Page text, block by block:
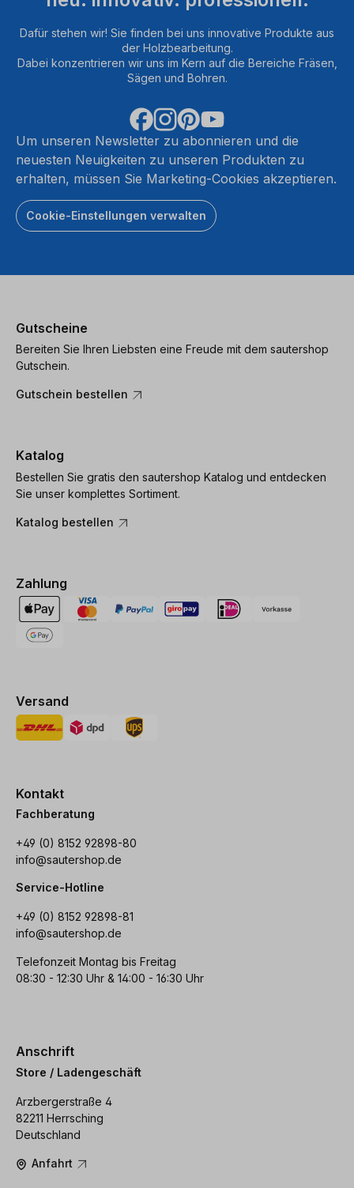
Dafür stehen wir! Sie finden bei uns innovative Produkte aus
der Holzbearbeitung.
Dabei konzentrieren wir uns im Kern auf die Bereiche Fräsen,
Sägen und Bohren.
Um unseren Newsletter zu abonnieren und die
neuesten Neuigkeiten zu unseren Produkten zu
erhalten, müssen Sie Marketing-Cookies akzeptieren.
Cookie-Einstellungen verwalten
Gutscheine
Bereiten Sie Ihren Liebsten eine Freude mit dem sautershop
Gutschein.
Gutschein bestellen
Katalog
Bestellen Sie gratis den sautershop Katalog und entdecken
Sie unser komplettes Sortiment.
Katalog bestellen
Zahlung
Versand
Kontakt
Fachberatung
+49 (0) 8152 92898-80
info@sautershop.de
Service-Hotline
+49 (0) 8152 92898-81
info@sautershop.de
Telefonzeit Montag bis Freitag
08:30 - 12:30 Uhr & 14:00 - 16:30 Uhr
Anschrift
Store / Ladengeschäft
Arzbergerstraße 4
82211 Herrsching
Deutschland
Anfahrt